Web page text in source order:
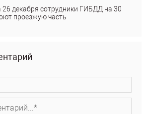
26 декабря сотрудники ГИБДД на 30
проезжую часть